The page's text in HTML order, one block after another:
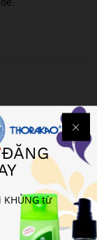
Các trường
ĐĂNG
từ